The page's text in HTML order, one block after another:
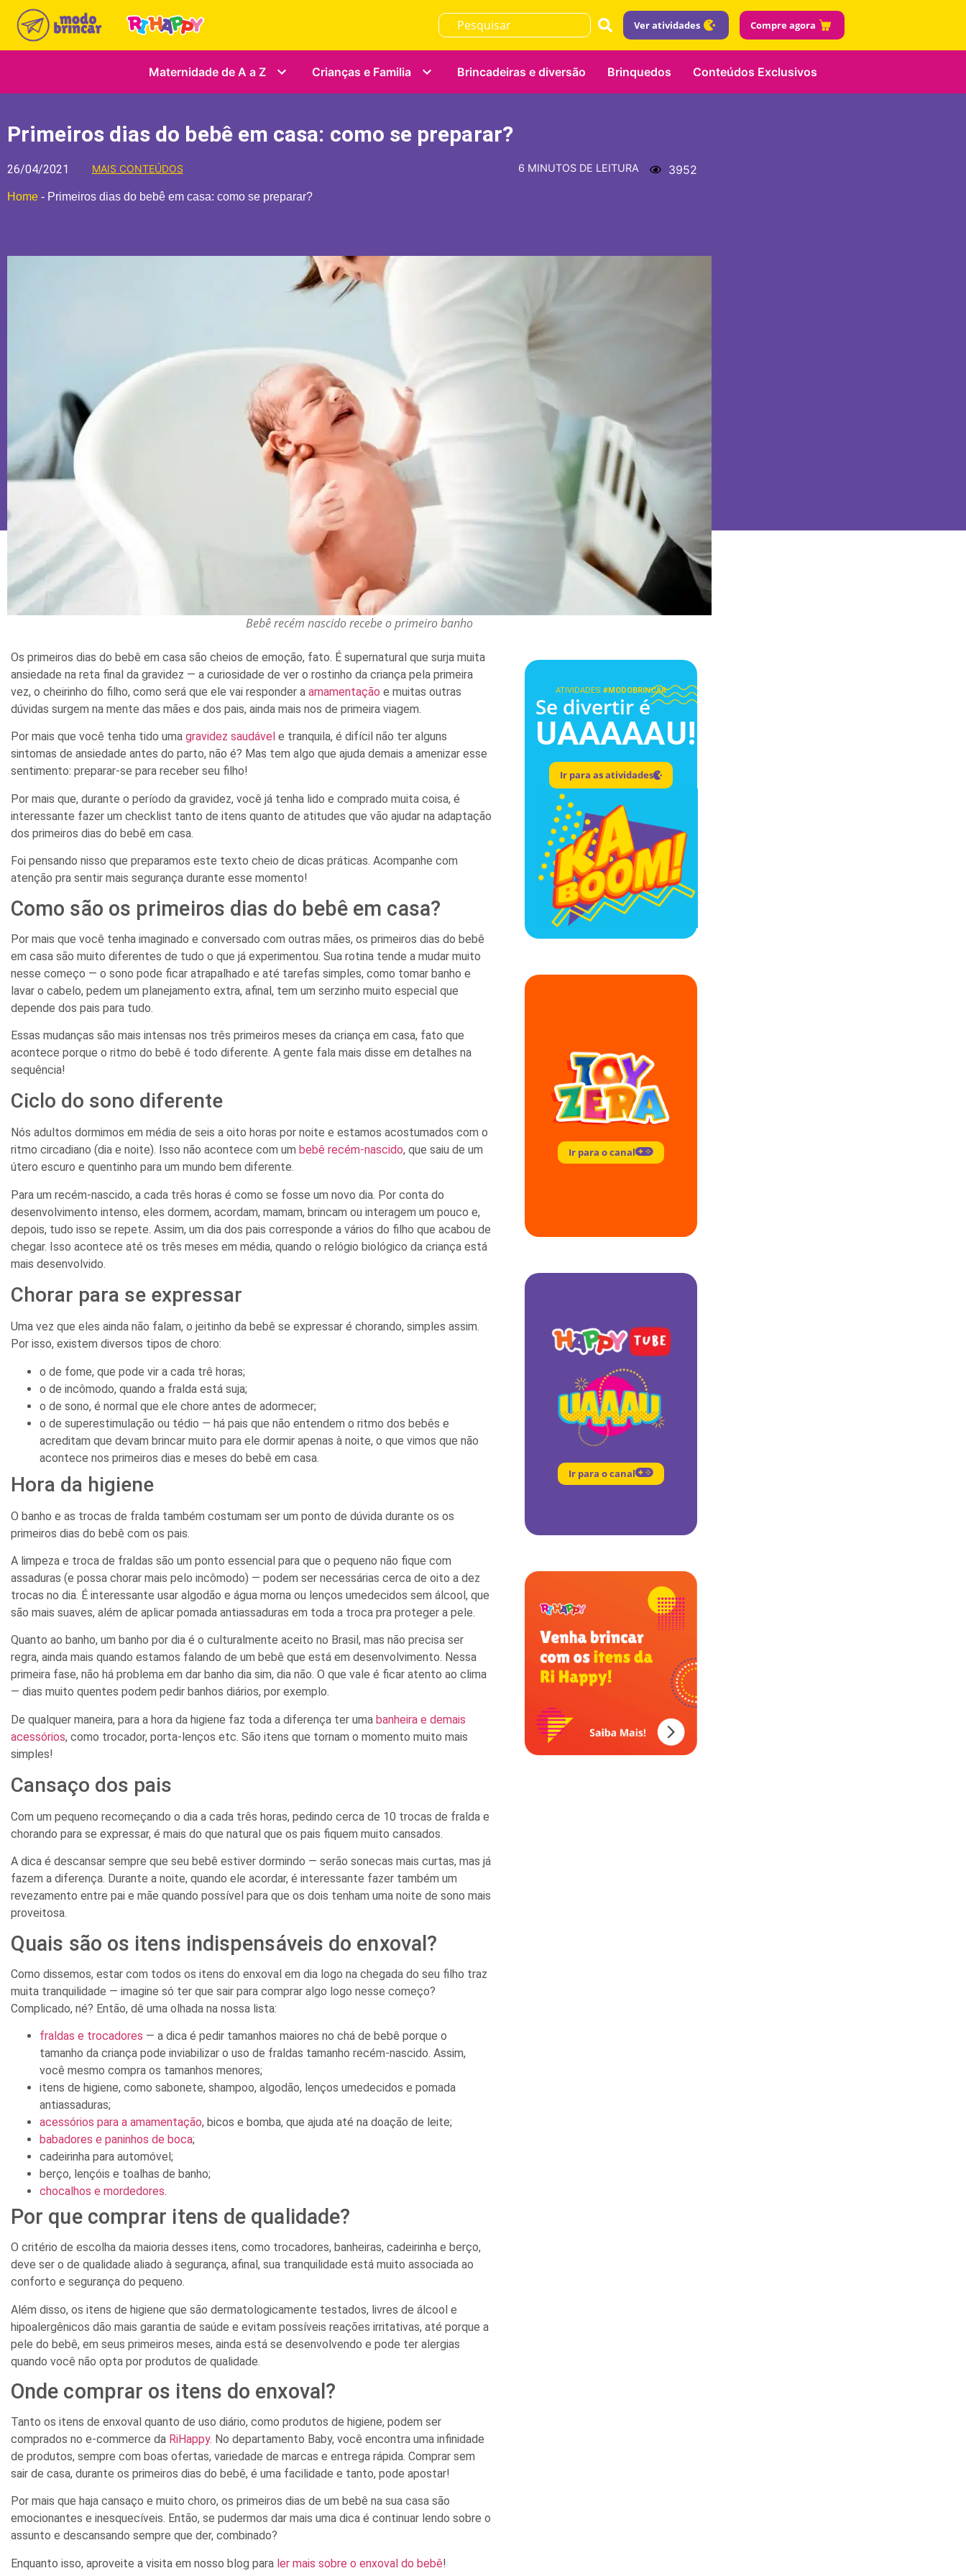
Ver atividades Compre agora
Maternidade de A a Z Crianças e Familia Brincadeiras e diversão Brinquedos Conteúdos Exclusivos
Primeiros dias do bebê em casa: como se preparar?
26/04/2021 MAIS CONTEÚDOS 6 MINUTOS DE LEITURA 3952
Home - Primeiros dias do bebê em casa: como se preparar?
Bebê recém nascido recebe o primeiro banho
Os primeiros dias do bebê em casa são cheios de emoção, fato. É supernatural que surja muita
ansiedade na reta final da gravidez — a curiosidade de ver o rostinho da criança pela primeira
vez, o cheirinho do filho, como será que ele vai responder a amamentação e muitas outras
dúvidas surgem na mente das mães e dos pais, ainda mais nos de primeira viagem.
Por mais que você tenha tido uma gravidez saudável e tranquila, é difícil não ter alguns
sintomas de ansiedade antes do parto, não é? Mas tem algo que ajuda demais a amenizar esse
sentimento: preparar-se para receber seu filho!
Por mais que, durante o período da gravidez, você já tenha lido e comprado muita coisa, é
interessante fazer um checklist tanto de itens quanto de atitudes que vão ajudar na adaptação
dos primeiros dias do bebê em casa.
Foi pensando nisso que preparamos este texto cheio de dicas práticas. Acompanhe com
atenção pra sentir mais segurança durante esse momento!
Como são os primeiros dias do bebê em casa?
Por mais que você tenha imaginado e conversado com outras mães, os primeiros dias do bebê
em casa são muito diferentes de tudo o que já experimentou. Sua rotina tende a mudar muito
nesse começo — o sono pode ficar atrapalhado e até tarefas simples, como tomar banho e
lavar o cabelo, pedem um planejamento extra, afinal, tem um serzinho muito especial que
depende dos pais para tudo.
Essas mudanças são mais intensas nos três primeiros meses da criança em casa, fato que
acontece porque o ritmo do bebê é todo diferente. A gente fala mais disse em detalhes na
sequência!
Ciclo do sono diferente
Nós adultos dormimos em média de seis a oito horas por noite e estamos acostumados com o
ritmo circadiano (dia e noite). Isso não acontece com um bebê recém-nascido, que saiu de um
útero escuro e quentinho para um mundo bem diferente.
Para um recém-nascido, a cada três horas é como se fosse um novo dia. Por conta do
desenvolvimento intenso, eles dormem, acordam, mamam, brincam ou interagem um pouco e,
depois, tudo isso se repete. Assim, um dia dos pais corresponde a vários do filho que acabou de
chegar. Isso acontece até os três meses em média, quando o relógio biológico da criança está
mais desenvolvido.
Chorar para se expressar
Uma vez que eles ainda não falam, o jeitinho da bebê se expressar é chorando, simples assim.
Por isso, existem diversos tipos de choro:
o de fome, que pode vir a cada trê horas;
o de incômodo, quando a fralda está suja;
o de sono, é normal que ele chore antes de adormecer;
o de superestimulação ou tédio — há pais que não entendem o ritmo dos bebês e
acreditam que devam brincar muito para ele dormir apenas à noite, o que vimos que não
acontece nos primeiros dias e meses do bebê em casa.
Hora da higiene
O banho e as trocas de fralda também costumam ser um ponto de dúvida durante os os
primeiros dias do bebê com os pais.
A limpeza e troca de fraldas são um ponto essencial para que o pequeno não fique com
assaduras (e possa chorar mais pelo incômodo) — podem ser necessárias cerca de oito a dez
trocas no dia. É interessante usar algodão e água morna ou lenços umedecidos sem álcool, que
são mais suaves, além de aplicar pomada antiassaduras em toda a troca pra proteger a pele.
Quanto ao banho, um banho por dia é o culturalmente aceito no Brasil, mas não precisa ser
regra, ainda mais quando estamos falando de um bebê que está em desenvolvimento. Nessa
primeira fase, não há problema em dar banho dia sim, dia não. O que vale é ficar atento ao clima
— dias muito quentes podem pedir banhos diários, por exemplo.
De qualquer maneira, para a hora da higiene faz toda a diferença ter uma banheira e demais
acessórios, como trocador, porta-lenços etc. São itens que tornam o momento muito mais
simples!
Cansaço dos pais
Com um pequeno recomeçando o dia a cada três horas, pedindo cerca de 10 trocas de fralda e
chorando para se expressar, é mais do que natural que os pais fiquem muito cansados.
A dica é descansar sempre que seu bebê estiver dormindo — serão sonecas mais curtas, mas já
fazem a diferença. Durante a noite, quando ele acordar, é interessante fazer também um
revezamento entre pai e mãe quando possível para que os dois tenham uma noite de sono mais
proveitosa.
Quais são os itens indispensáveis do enxoval?
Como dissemos, estar com todos os itens do enxoval em dia logo na chegada do seu filho traz
muita tranquilidade — imagine só ter que sair para comprar algo logo nesse começo?
Complicado, né? Então, dê uma olhada na nossa lista:
fraldas e trocadores — a dica é pedir tamanhos maiores no chá de bebê porque o
tamanho da criança pode inviabilizar o uso de fraldas tamanho recém-nascido. Assim,
você mesmo compra os tamanhos menores;
itens de higiene, como sabonete, shampoo, algodão, lenços umedecidos e pomada
antiassaduras;
acessórios para a amamentação, bicos e bomba, que ajuda até na doação de leite;
babadores e paninhos de boca;
cadeirinha para automóvel;
berço, lençóis e toalhas de banho;
chocalhos e mordedores.
Por que comprar itens de qualidade?
O critério de escolha da maioria desses itens, como trocadores, banheiras, cadeirinha e berço,
deve ser o de qualidade aliado à segurança, afinal, sua tranquilidade está muito associada ao
conforto e segurança do pequeno.
Além disso, os itens de higiene que são dermatologicamente testados, livres de álcool e
hipoalergênicos dão mais garantia de saúde e evitam possíveis reações irritativas, até porque a
pele do bebê, em seus primeiros meses, ainda está se desenvolvendo e pode ter alergias
quando você não opta por produtos de qualidade.
Onde comprar os itens do enxoval?
Tanto os itens de enxoval quanto de uso diário, como produtos de higiene, podem ser
comprados no e-commerce da RiHappy. No departamento Baby, você encontra uma infinidade
de produtos, sempre com boas ofertas, variedade de marcas e entrega rápida. Comprar sem
sair de casa, durante os primeiros dias do bebê, é uma facilidade e tanto, pode apostar!
Por mais que haja cansaço e muito choro, os primeiros dias de um bebê na sua casa são
emocionantes e inesquecíveis. Então, se pudermos dar mais uma dica é continuar lendo sobre o
assunto e descansando sempre que der, combinado?
Enquanto isso, aproveite a visita em nosso blog para ler mais sobre o enxoval do bebê!
ATIVIDADES #MODOBRINCAR
Se divertir é
UAAAAAU!
Ir para as atividades
Ir para o canal
Ir para o canal